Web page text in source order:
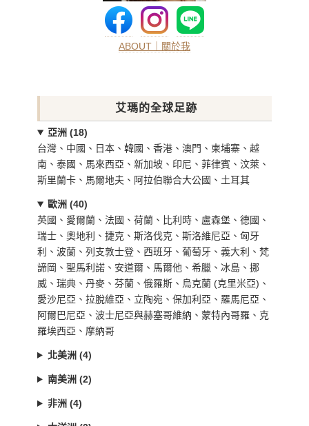
ABOUT｜關於我
艾瑪的全球足跡
亞洲 (18)
台灣、中國、日本、韓國、香港、澳門、柬埔寨、越
南、泰國、馬來西亞、新加坡、印尼、菲律賓、汶萊、
斯里蘭卡、馬爾地夫、阿拉伯聯合大公國、土耳其
歐洲 (40)
英國、愛爾蘭、法國、荷蘭、比利時、盧森堡、德國、
瑞士、奧地利、捷克、斯洛伐克、斯洛維尼亞、匈牙
利、波蘭、列支敦士登、西班牙、葡萄牙、義大利、梵
諦岡、聖馬利諾、安道爾、馬爾他、希臘、冰島、挪
威、瑞典、丹麥、芬蘭、俄羅斯、烏克蘭 (克里米亞)、
愛沙尼亞、拉脫維亞、立陶宛、保加利亞、羅馬尼亞、
阿爾巴尼亞、波士尼亞與赫塞哥維納、蒙特內哥羅、克
羅埃西亞、摩納哥
北美洲 (4)
南美洲 (2)
非洲 (4)